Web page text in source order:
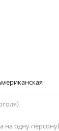
на одну персону)